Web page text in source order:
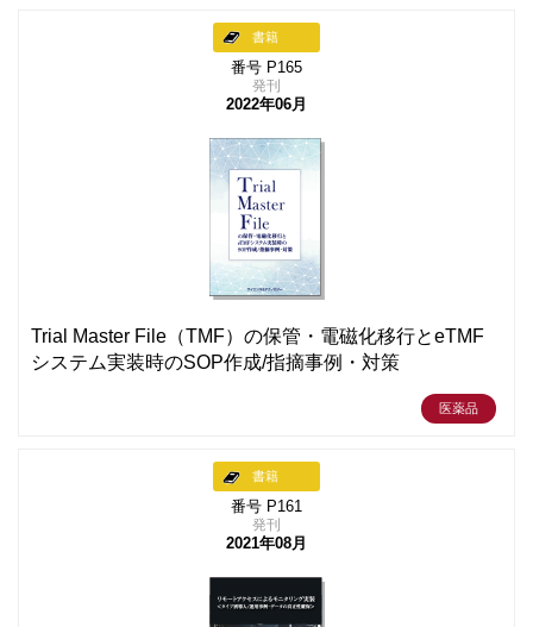
書籍
番号 P165
発刊
2022年06月
Trial Master File（TMF）の保管・電磁化移行とeTMF
システム実装時のSOP作成/指摘事例・対策
医薬品
書籍
番号 P161
発刊
2021年08月